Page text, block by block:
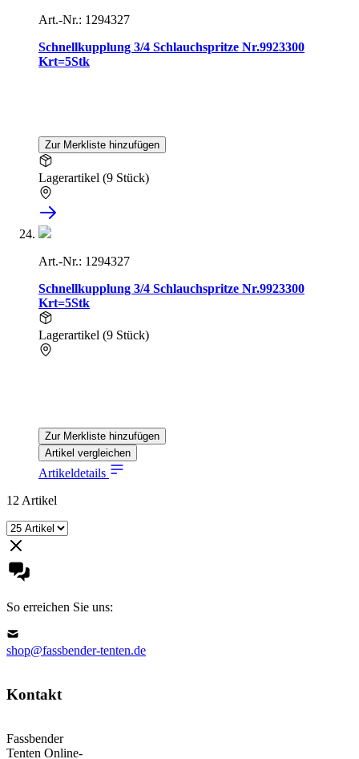
Art.-Nr.: 1294327
Schnellkupplung 3/4 Schlauchspritze Nr.9923300
Krt=5Stk
Zur Merkliste hinzufügen
Lagerartikel (9 Stück)
Art.-Nr.: 1294327
Schnellkupplung 3/4 Schlauchspritze Nr.9923300
Krt=5Stk
Lagerartikel (9 Stück)
Zur Merkliste hinzufügen
Artikel vergleichen
Artikeldetails
12 Artikel
So erreichen Sie uns:
shop@fassbender-tenten.de
Kontakt
Fassbender
Tenten Online-